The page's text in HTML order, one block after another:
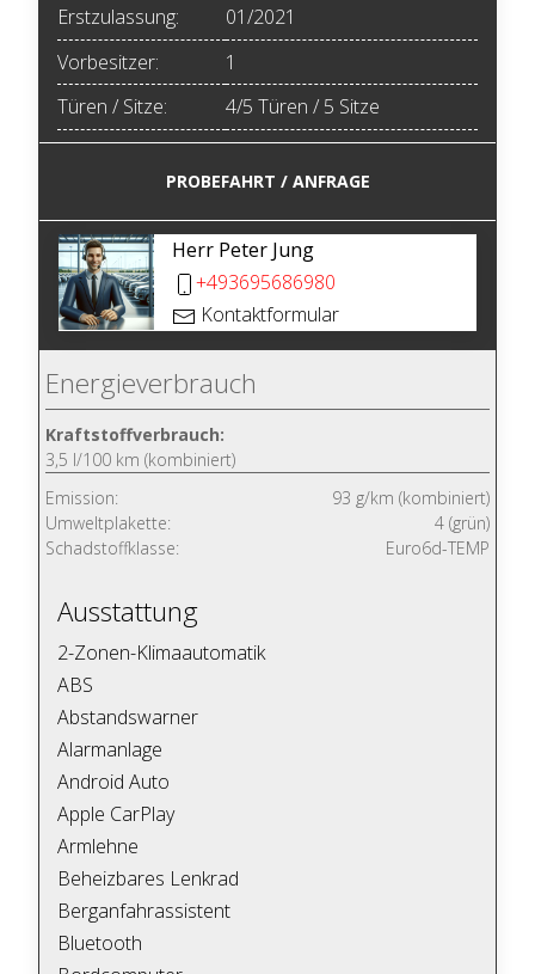
Erstzulassung:
01/2021
Vorbesitzer:
1
Türen / Sitze:
4/5 Türen / 5 Sitze
PROBEFAHRT / ANFRAGE
Herr Peter Jung
+493695686980
Kontaktformular
Energieverbrauch
Kraftstoffverbrauch:
3,5 l/100 km (kombiniert)
Emission:
93 g/km (kombiniert)
Umweltplakette:
4 (grün)
Schadstoffklasse:
Euro6d-TEMP
Ausstattung
2-Zonen-Klimaautomatik
ABS
Abstandswarner
Alarmanlage
Android Auto
Apple CarPlay
Armlehne
Beheizbares Lenkrad
Berganfahrassistent
Bluetooth